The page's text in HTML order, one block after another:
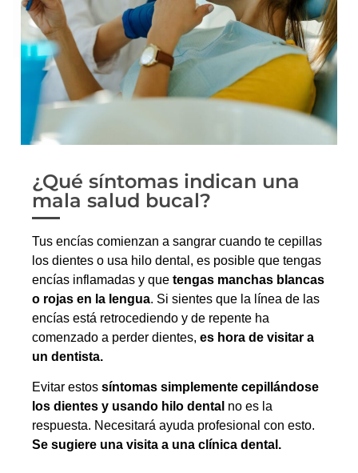
¿Qué síntomas indican una
mala salud bucal?
Tus encías comienzan a sangrar cuando te cepillas
los dientes o usa hilo dental, es posible que tengas
encías inflamadas y que tengas manchas blancas
o rojas en la lengua. Si sientes que la línea de las
encías está retrocediendo y de repente ha
comenzado a perder dientes, es hora de visitar a
un dentista.
Evitar estos síntomas simplemente cepillándose
los dientes y usando hilo dental no es la
respuesta. Necesitará ayuda profesional con esto.
Se sugiere una visita a una clínica dental.